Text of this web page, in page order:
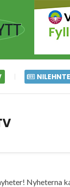
Nyheterna